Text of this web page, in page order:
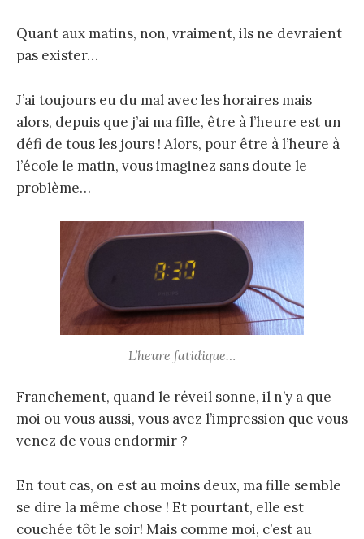
Quant aux matins, non, vraiment, ils ne devraient
pas exister…
J’ai toujours eu du mal avec les horaires mais
alors, depuis que j’ai ma fille, être à l’heure est un
défi de tous les jours ! Alors, pour être à l’heure à
l’école le matin, vous imaginez sans doute le
problème…
L’heure fatidique…
Franchement, quand le réveil sonne, il n’y a que
moi ou vous aussi, vous avez l’impression que vous
venez de vous endormir ?
En tout cas, on est au moins deux, ma fille semble
se dire la même chose ! Et pourtant, elle est
couchée tôt le soir! Mais comme moi, c’est au